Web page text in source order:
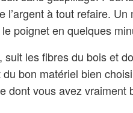
l’argent à tout refaire.
poignet en quelques
les fibres du bois et
bon matériel bien
dont vous avez vraiment